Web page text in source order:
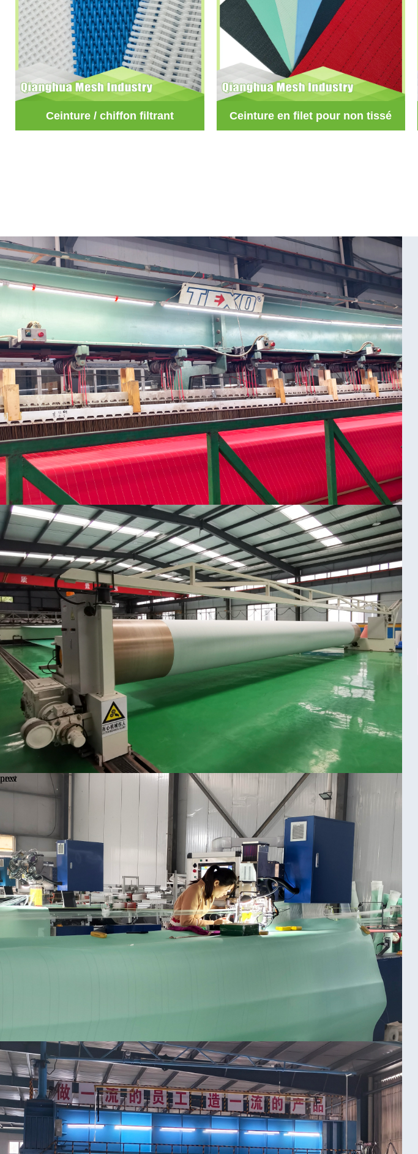
Ceinture / chiffon filtrant Ceinture en filet pour non tissé